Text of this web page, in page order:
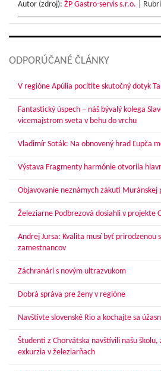
Autor (zdroj): ŽP Gastro-servis s.r.o.
ODPORÚČANÉ ČLÁNKY
V regióne Apúlia pocítite skutočný dotyk
Fantastický úspech – náš bývalý kolega
vicemajstrom sveta v behu do vrchu
Vladimír Soták: Na obnovený hrad Ľupča
Výstava Fragmenty harmónie otvorila
Objavovanie neznámych zákutí Muránskej
Železiarne Podbrezová dosiahli v projekte
Andrej Jursa: Kvalita musí byť prirodzenou
zamestnancov
Záchranári s novým ultrazvukom
Dobrá správa pre ženy v regióne
Navštívte slovenské Rio a kochajte sa
Študenti z Chorvátska navštívili našu
exkurzia v železiarňach